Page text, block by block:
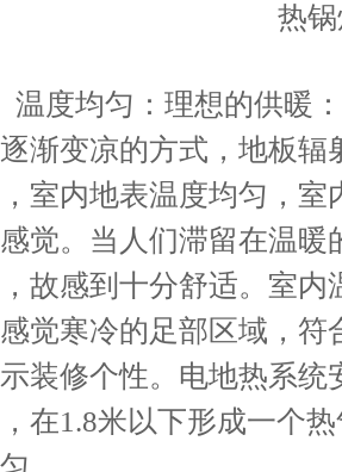
热
温度均匀：理想的供暖
渐变凉的方式，地板
室内地表温度均匀，
觉。当人们滞留在温
故感到十分舒适。室
觉寒冷的足部区域，
装修个性。电地热系
在1.8米以下形成一个